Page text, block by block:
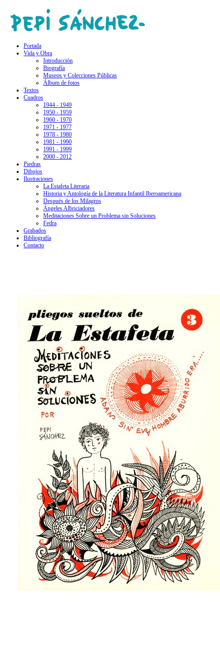
Portada
Vida y Obra
Introducción
Biografía
Museos y Colecciones Públicas
Álbum de fotos
Textos
Cuadros
1944 - 1949
1950 - 1959
1960 - 1970
1971 - 1977
1978 - 1980
1981 - 1990
1991 - 1999
2000 - 2012
Piedras
Dibujos
Ilustraciones
La Estafeta Literaria
Historia y Antología de la Literatura Infantil Iberoamericana
Después de los Milagros
Ángeles Albriciadores
Meditaciones Sobre un Problema sin Soluciones
Fedra
Grabados
Bibliografía
Contacto